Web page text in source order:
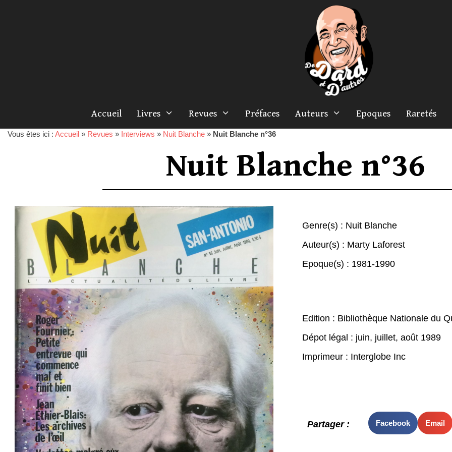
Accueil Livres Revues Préfaces Auteurs Epoques Raretés
Vous êtes ici : Accueil » Revues » Interviews » Nuit Blanche » Nuit Blanche n°36
Nuit Blanche n°36
Genre(s) : Nuit Blanche
Auteur(s) : Marty Laforest
Epoque(s) : 1981-1990
Edition : Bibliothèque Nationale du
Dépot légal : juin, juillet, août 1989
Imprimeur : Interglobe Inc
Partager : Facebook Email